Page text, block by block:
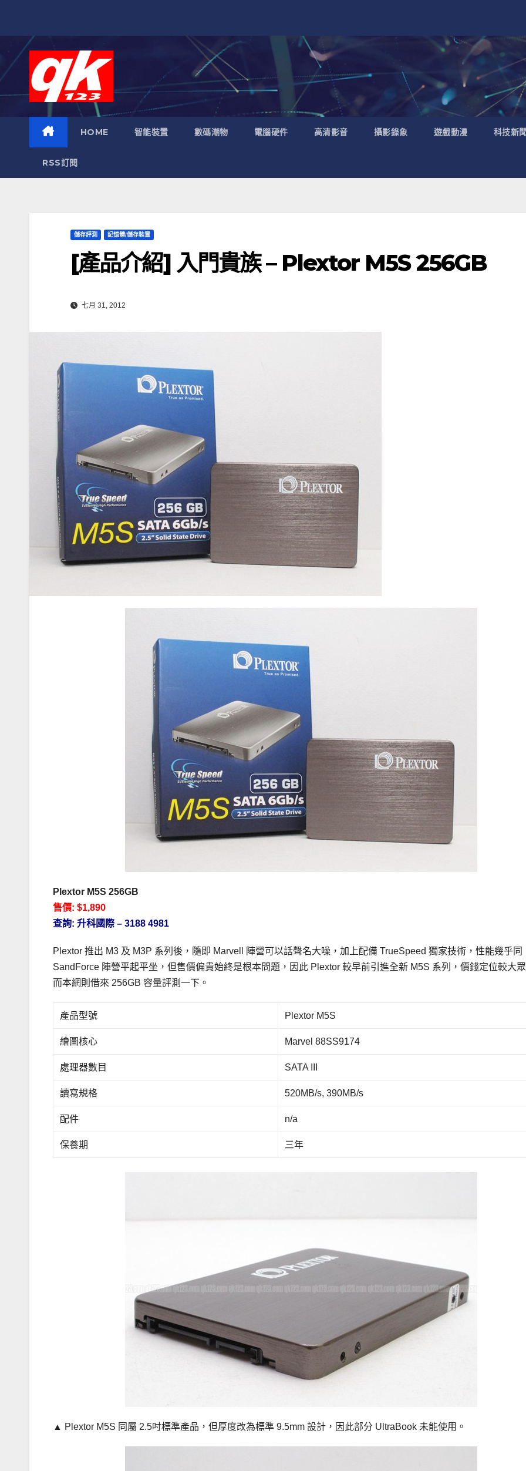
HOME 智能裝置 數碼潮物 電腦硬件 高清影音 攝影錄象 遊戲動漫 科技新
RSS訂閱
儲存評測 記憶體/儲存裝置
[產品介紹] 入門貴族 – Plextor M5S 256GB
七月 31, 2012
Plextor M5S 256GB
售價: $1,890
查詢: 升科國際 – 3188 4981
Plextor 推出 M3 及 M3P 系列後，隨即 Marvell 陣營可以話聲名大噪，加上配備 TrueSpeed 獨家技術，性能幾乎同
SandForce 陣營平起平坐，但售價偏貴始終是根本問題，因此 Plextor 較早前引進全新 M5S 系列，價錢定位較大
而本網則借來 256GB 容量評測一下。
產品型號 Plextor M5S
繪圖核心 Marvel 88SS9174
處理器數目 SATA III
讀寫規格 520MB/s, 390MB/s
配件 n/a
保養期 三年
▲ Plextor M5S 同屬 2.5吋標準產品，但厚度改為標準 9.5mm 設計，因此部分 UltraBook 未能使用。